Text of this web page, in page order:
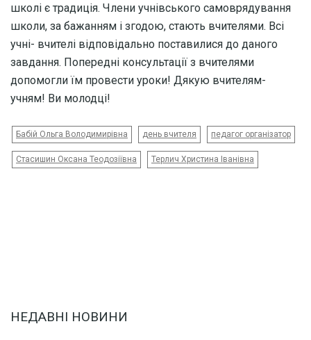
школі є традиція. Члени учнівського самоврядування
школи, за бажанням і згодою, стають вчителями. Всі
учні- вчителі відповідально поставилися до даного
завдання. Попередні консультації з вчителями
допомогли їм провести уроки! Дякую вчителям-
учням! Ви молодці!
Бабій Ольга Володимирівна день вчителя педагог організатор
Стасишин Оксана Теодозіївна Терлич Христина Іванівна
НЕДАВНІ НОВИНИ